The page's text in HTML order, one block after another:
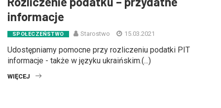
informacje
SPOŁECZEŃSTWO Starostwo 15.03.2021
Udostępniamy pomocne przy rozliczeniu podatki PIT
informacje - także w języku ukraińskim.(...)
WIĘCEJ